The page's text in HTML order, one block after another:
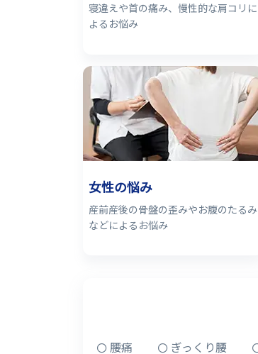
寝違えや首の痛み、慢性的な肩コリに
よるお悩み
女性の悩み
産前産後の骨盤の歪みやお腹のたるみ
などによるお悩み
腰痛 ぎっくり腰